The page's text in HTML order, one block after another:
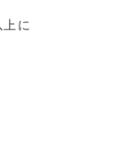
に